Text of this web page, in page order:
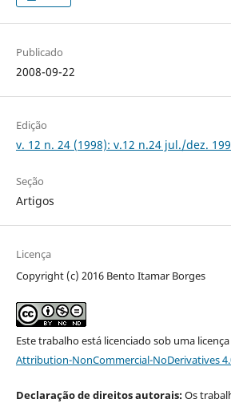
Publicado
2008-09-22
Edição
v. 12 n. 24 (1998): v.12 n.24 jul./dez.
Seção
Artigos
Licença
Copyright (c) 2016 Bento Itamar Borges
Este trabalho está licenciado sob uma licença
Attribution-NonCommercial-NoDerivatives
Declaração de direitos autorais:Os